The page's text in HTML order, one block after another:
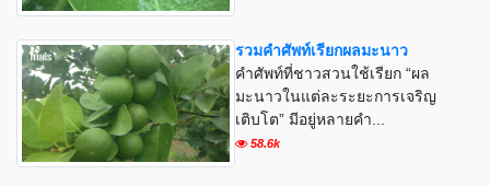
รวมคำศัพท์เรียกผลมะนาว
คำศัพท์ที่ชาวสวนใช้เรียก “ผล
มะนาวในแต่ละระยะการเจริญ
เติบโต” มีอยู่หลายคำ...
58.6k